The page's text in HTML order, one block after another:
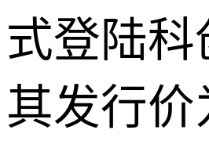
式登陆科
其发行价